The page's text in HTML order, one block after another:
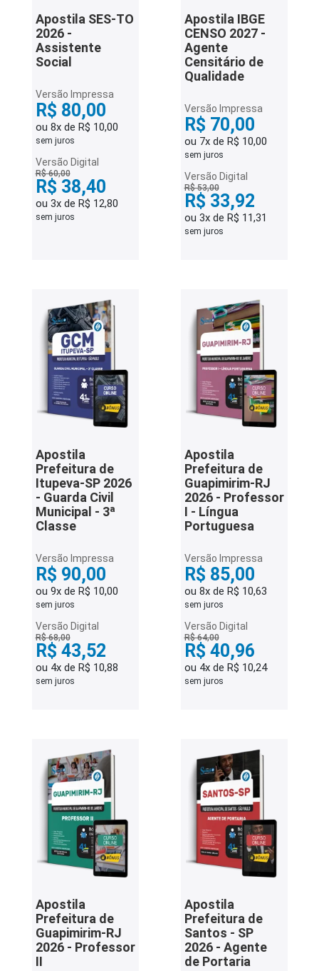
Apostila SES-TO
2026 -
Assistente
Social
Versão Impressa
R$ 80,00
ou 8x de R$ 10,00
sem juros
Versão Digital
R$ 60,00
R$ 38,40
ou 3x de R$ 12,80
sem juros
Apostila IBGE
CENSO 2027 -
Agente
Censitário de
Qualidade
Versão Impressa
R$ 70,00
ou 7x de R$ 10,00
sem juros
Versão Digital
R$ 53,00
R$ 33,92
ou 3x de R$ 11,31
sem juros
Apostila
Prefeitura de
Itupeva-SP 2026
- Guarda Civil
Municipal - 3ª
Classe
Versão Impressa
R$ 90,00
ou 9x de R$ 10,00
sem juros
Versão Digital
R$ 68,00
R$ 43,52
ou 4x de R$ 10,88
sem juros
Apostila
Prefeitura de
Guapimirim-RJ
2026 - Professor
I - Língua
Portuguesa
Versão Impressa
R$ 85,00
ou 8x de R$ 10,63
sem juros
Versão Digital
R$ 64,00
R$ 40,96
ou 4x de R$ 10,24
sem juros
Apostila
Prefeitura de
Guapimirim-RJ
2026 - Professor
II
Apostila
Prefeitura de
Santos - SP
2026 - Agente
de Portaria